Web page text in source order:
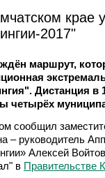
крае
2017"
маршрут,
Дистанция в
четырёх
сообщил
– руководитель
Алексей
в Правительстве